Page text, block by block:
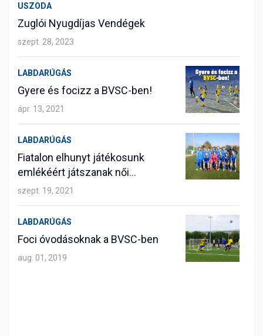
USZODA
Zuglói Nyugdíjas Vendégek
szept. 28, 2023
LABDARÚGÁS
Gyere és focizz a BVSC-ben!
ápr. 13, 2021
LABDARÚGÁS
Fiatalon elhunyt játékosunk
emlékéért játszanak női
labdarúgóink
szept. 19, 2021
LABDARÚGÁS
Foci óvodásoknak a BVSC-ben
aug. 01, 2019